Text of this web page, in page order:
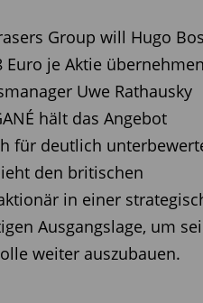
Group will Hugo
Euro je Aktie
Uwe Rathausky
hält das Angebot
für deutlich
den britischen
in einer
Ausgangslage, um
weiter auszubauen.